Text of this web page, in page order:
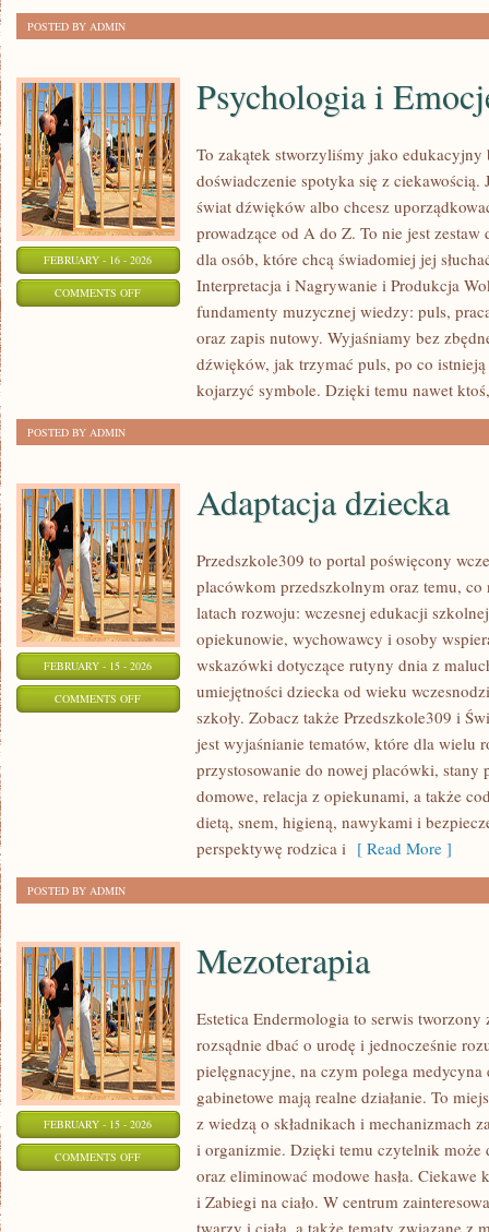
POSTED BY ADMIN
FEBRUARY - 16 - 2026
COMMENTS OFFON
PSYCHOLOGIA
Psychologia i
To zakątek stworzyliśmy jako
doświadczenie spotyka się z ciekawością.
świat dźwięków albo chcesz
prowadzące od A do Z. To nie jest
dla osób, które chcą świadomiej jej
Interpretacja i Nagrywanie i Produkcja
fundamenty muzycznej wiedzy: puls,
oraz zapis nutowy. Wyjaśniamy bez
dźwięków, jak trzymać puls, po co
kojarzyć symbole. Dzięki temu nawet
POSTED BY ADMIN
FEBRUARY - 15 - 2026
COMMENTS OFFON
ADAPTACJA
Adaptacja dziecka
Przedszkole309 to portal poświęcony
placówkom przedszkolnym oraz temu,
latach rozwoju: wczesnej edukacji
opiekunowie, wychowawcy i osoby
wskazówki dotyczące rutyny dnia z
umiejętności dziecka od wieku
szkoły. Zobacz także Przedszkole309 i
jest wyjaśnianie tematów, które dla wielu
przystosowanie do nowej placówki, stany
domowe, relacja z opiekunami, a także
dietą, snem, higieną, nawykami i
perspektywę rodzica i [ Read More ]
POSTED BY ADMIN
FEBRUARY - 15 - 2026
COMMENTS OFFON
MEZOTERAPIA
Mezoterapia
Estetica Endermologia to serwis
rozsądnie dbać o urodę i jednocześnie
pielęgnacyjne, na czym polega medycyna
gabinetowe mają realne działanie. To
z wiedzą o składnikach i mechanizmach
i organizmie. Dzięki temu czytelnik może
oraz eliminować modowe hasła.
i Zabiegi na ciało. W centrum
twarzy i ciała, a także tematy związane z